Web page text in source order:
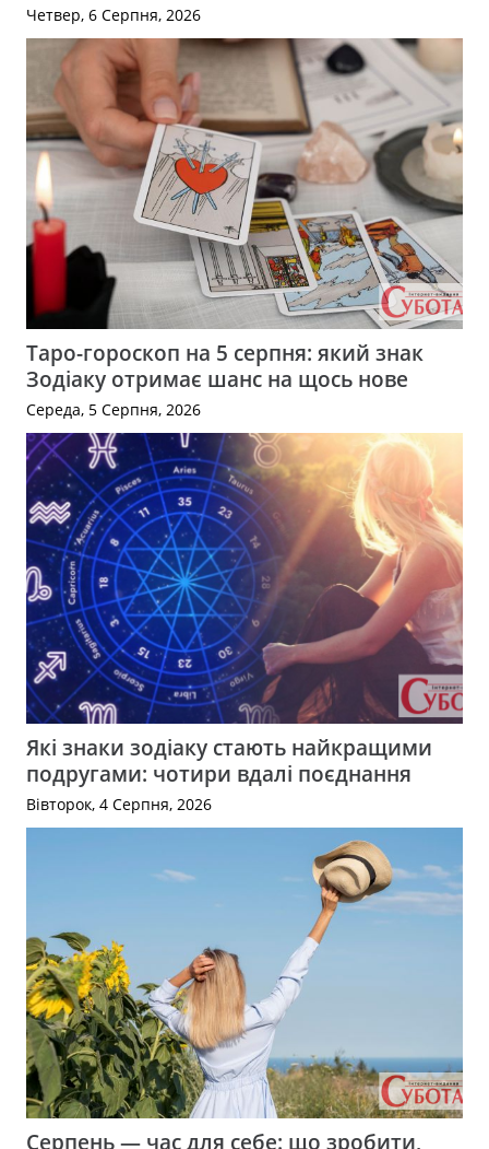
Четвер, 6 Серпня, 2026
Таро-гороскоп на 5 серпня: який знак
Зодіаку отримає шанс на щось нове
Середа, 5 Серпня, 2026
Які знаки зодіаку стають найкращими
подругами: чотири вдалі поєднання
Вівторок, 4 Серпня, 2026
Серпень — час для себе: що зробити,